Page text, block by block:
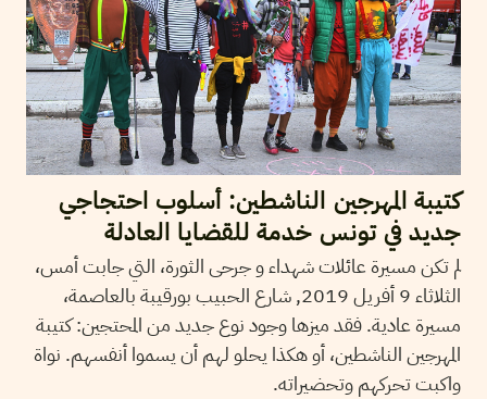
كتيبة المهرجين الناشطين: أسلوب احتجاجي
جديد في تونس خدمة للقضايا العادلة
لم تكن مسيرة عائلات شهداء و جرحى الثورة، التي جابت أمس،
الثلاثاء 9 أفريل 2019, شارع الحبيب بورقيبة بالعاصمة،
مسيرة عادية. فقد ميزها وجود نوع جديد من المحتجين: كتيبة
المهرجين الناشطين، أو هكذا يحلو لهم أن يسموا أنفسهم. نواة
واكبت تحركهم وتحضيراته.